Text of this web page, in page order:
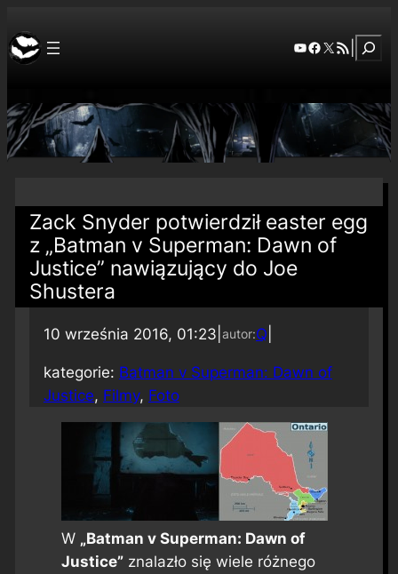
YouTube
Facebook
X RSS Feed
Zack Snyder potwierdził easter egg
z „Batman v Superman: Dawn of
Justice” nawiązujący do Joe
Shustera
10 września 2016, 01:23 autor:Q
kategorie: Batman v Superman: Dawn of
Justice, Filmy, Foto
W „Batman v Superman: Dawn of
Justice”znalazło się wiele różnego